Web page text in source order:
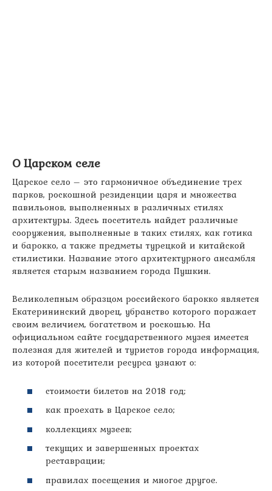
О Царском селе
Царское село – это гармоничное объединение трех
парков, роскошной резиденции царя и множества
павильонов, выполненных в различных стилях
архитектуры. Здесь посетитель найдет различные
сооружения, выполненные в таких стилях, как готика
и барокко, а также предметы турецкой и китайской
стилистики. Название этого архитектурного ансамбля
является старым названием города Пушкин.
Великолепным образцом российского барокко является
Екатерининский дворец, убранство которого поражает
своим величием, богатством и роскошью. На
официальном сайте государственного музея имеется
полезная для жителей и туристов города информация,
из которой посетители ресурса узнают о:
стоимости билетов на 2018 год;
как проехать в Царское село;
коллекциях музеев;
текущих и завершенных проектах
реставрации;
правилах посещения и многое другое.